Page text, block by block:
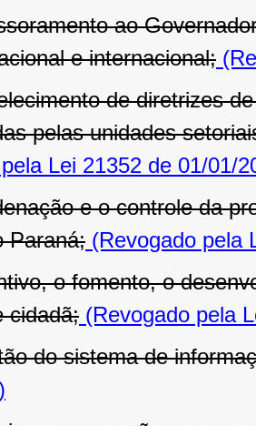
ao
e internacional;
de diretrizes
pelas unidades
Lei 21352 de 01/01/
e o controle da
Paraná; (Revogado pela
o fomento, o
cidadã; (Revogado pela
do sistema de